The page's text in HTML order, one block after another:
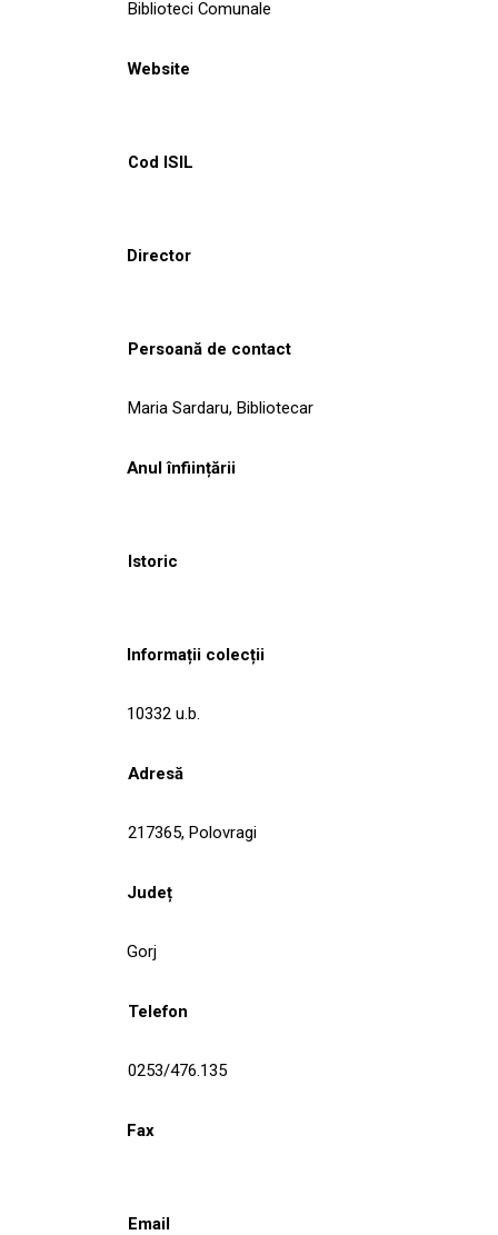
Biblioteci Comunale
Website
Cod ISIL
Director
Persoană de contact
Maria Sardaru, Bibliotecar
Anul înființării
Istoric
Informații colecții
10332 u.b.
Adresă
217365, Polovragi
Județ
Gorj
Telefon
0253/476.135
Fax
Email